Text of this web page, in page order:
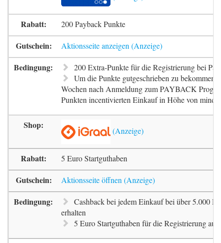
200 Payback Punkte
Aktionsseite anzeigen
200 Extra-Punkte für die Registrierung bei
Um die Punkte gutgeschrieben zu bekommen,
Wochen nach Anmeldung zum PAYBACK
Punkten incentivierten Einkauf in Höhe von
5 Euro Startguthaben
Aktionsseite öffnen
Cashback bei jedem Einkauf bei über 5.000
erhalten
5 Euro Startguthaben für die Registrierung